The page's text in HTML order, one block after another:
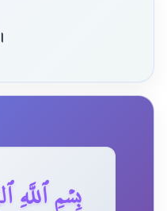
بِسۡمِ ٱللَّهِ